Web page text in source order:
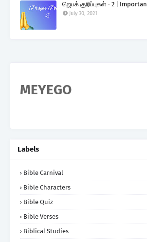
ஜெபக் குறிப்புகள் - 2 |
July 30, 2021
MEYEGO
Labels
Bible Carnival
Bible Characters
Bible Quiz
Bible Verses
Biblical Studies